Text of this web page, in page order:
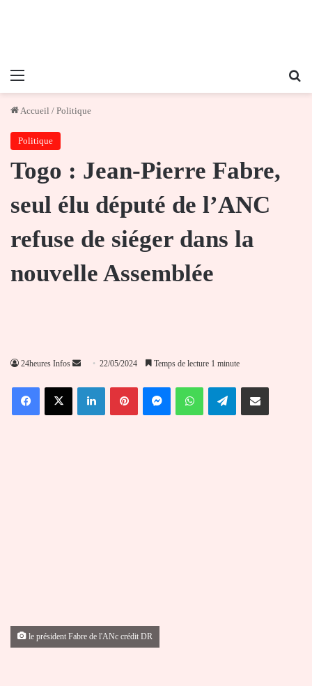
Menu
Accueil / Politique
Politique
Togo : Jean-Pierre Fabre,
seul élu député de l’ANC
refuse de siéger dans la
nouvelle Assemblée
24heures Infos
Envoyer
courriel
22/05/2024 Temps de lecture 1 minute
FacebookX LinkedinPinterestMessengerWhatsAppTelegramPartager par email
le président Fabre de l'ANc crédit DR